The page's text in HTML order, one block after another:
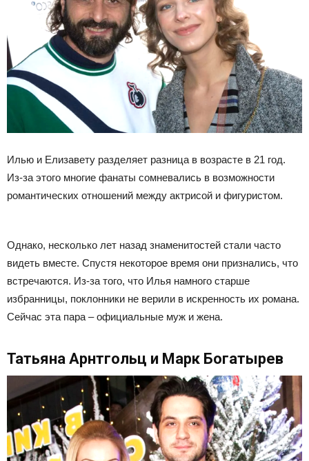
Илью и Елизавету разделяет разница в возрасте в 21 год.
Из-за этого многие фанаты сомневались в возможности
романтических отношений между актрисой и фигуристом.
Однако, несколько лет назад знаменитостей стали часто
видеть вместе. Спустя некоторое время они признались, что
встречаются. Из-за того, что Илья намного старше
избранницы, поклонники не верили в искренность их романа.
Сейчас эта пара – официальные муж и жена.
Татьяна Арнтгольц и Марк Богатырев